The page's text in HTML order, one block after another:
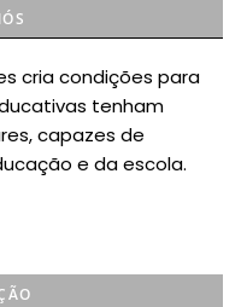
cria condições para
tenham
capazes de
e da escola.